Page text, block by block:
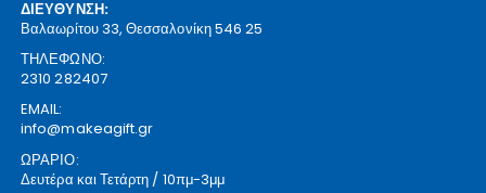
ΔΙΕΥΘΥΝΣΗ:
Βαλαωρίτου 33, Θεσσαλονίκη 546 25
ΤΗΛΕΦΩΝΟ:
2310 282407
EMAIL:
info@makeagift.gr
ΩΡΑΡΙΟ:
Δευτέρα και Τετάρτη / 10πμ-3μμ